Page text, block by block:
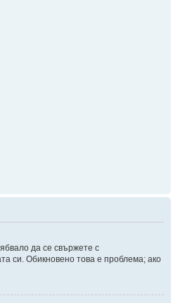
да се свържете с
си. Обикновено това е проблема; ако